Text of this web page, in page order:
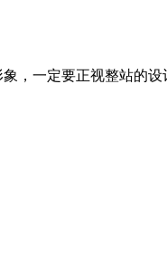
，一定要正视整站的